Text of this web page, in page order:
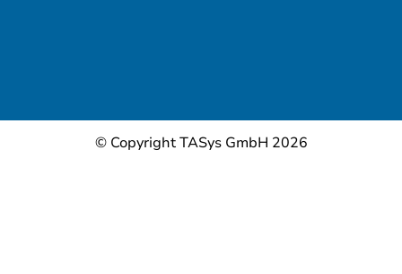
© Copyright TASys GmbH 2026